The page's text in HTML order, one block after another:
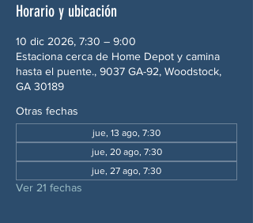
Horario y ubicación
10 dic 2026, 7:30 – 9:00
Estaciona cerca de Home Depot y camina
hasta el puente., 9037 GA-92, Woodstock,
GA 30189
Otras fechas
jue, 13 ago, 7:30
jue, 20 ago, 7:30
jue, 27 ago, 7:30
Ver 21 fechas